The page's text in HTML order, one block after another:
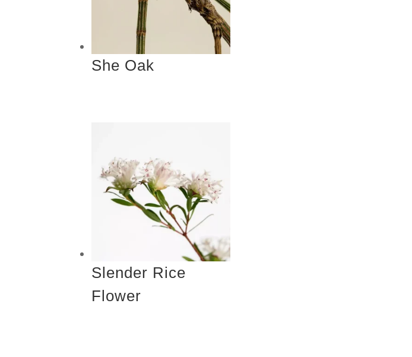
She Oak
Slender Rice
Flower